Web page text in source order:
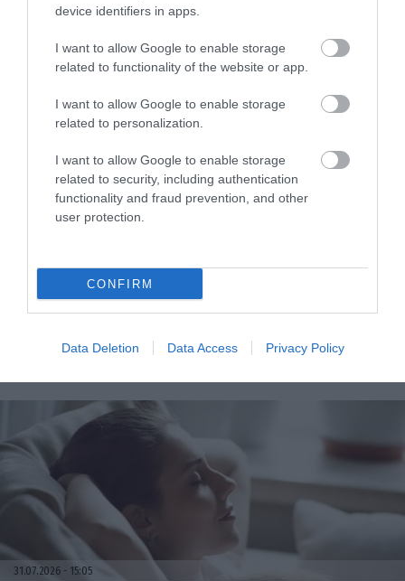
device identifiers in apps.
I want to allow Google to enable storage
related to functionality of the website or app.
I want to allow Google to enable storage
related to personalization.
I want to allow Google to enable storage
related to security, including authentication
functionality and fraud prevention, and other
user protection.
CONFIRM
Data Deletion Data Access Privacy Policy
15:10
Τι είναι η χολοκυστεκτομή στην οποία
υποβλήθηκε ο Μ.Χατζηγιάννης: Tα
συμπτώματα που οδηγούν στην επέμβαση
Οι τροφές που βοηθούν στη μακροζωία
31.07.2026 15:05